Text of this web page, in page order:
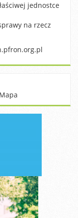
jednostce
na rzecz
Mapa